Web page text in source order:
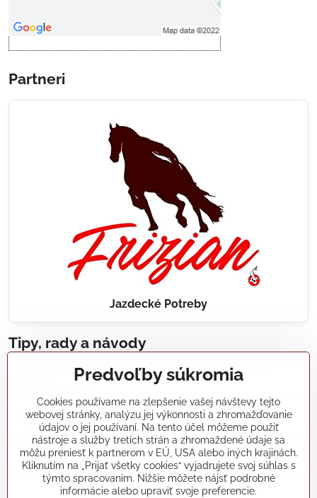
Partneri
Jazdecké Potreby
Tipy, rady a návody
Realizácie záhradných jazierok, bazénov, fontán,
Články a blogy
Rady a návody
Predvoľby súkromia
Cookies používame na zlepšenie vašej návštevy tejto
webovej stránky, analýzu jej výkonnosti a zhromažďovanie
údajov o jej používaní. Na tento účel môžeme použiť
nástroje a služby tretích strán a zhromaždené údaje sa
môžu preniesť k partnerom v EÚ, USA alebo iných krajinách.
Kliknutím na „Prijať všetky cookies“ vyjadrujete svoj súhlas s
týmto spracovaním. Nižšie môžete nájsť podrobné
informácie alebo upraviť svoje preferencie.